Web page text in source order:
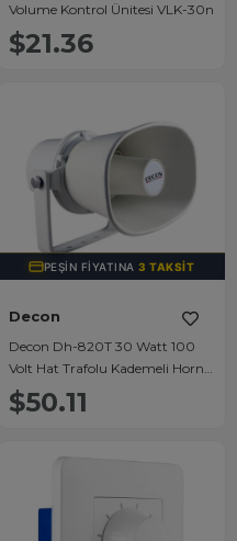
Volume Kontrol Ünitesi VLK-30n
$21.36
PEŞIN FIYATINA3 TAKSIT
Decon
Decon Dh-820T 30 Watt 100
Volt Hat Trafolu Kademeli Horn
Hoparlör
$50.11